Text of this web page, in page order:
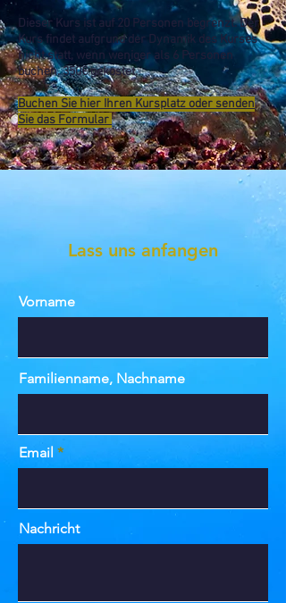
Dieser Kurs ist auf 20 Personen begrenzt. Der
Kurs findet aufgrund der Dynamik des Kurses
nicht statt, wenn weniger als 6 Personen
buchen. 350€ gekostet.
Buchen Sie hier Ihren Kursplatz oder senden
Sie das Formular
Lass uns anfangen
Vorname
Familienname, Nachname
Email
Nachricht